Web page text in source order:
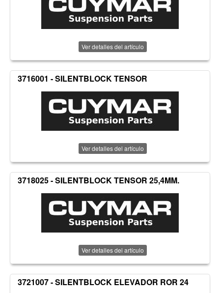
Ver detalles del artículo
3716001 - SILENTBLOCK TENSOR
Ver detalles del artículo
3718025 - SILENTBLOCK TENSOR 25,4MM.
Ver detalles del artículo
3721007 - SILENTBLOCK ELEVADOR ROR 24